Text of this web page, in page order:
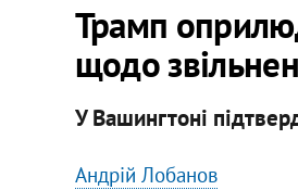
Трамп
щодо
У Вашингтоні
Андрій Лобанов